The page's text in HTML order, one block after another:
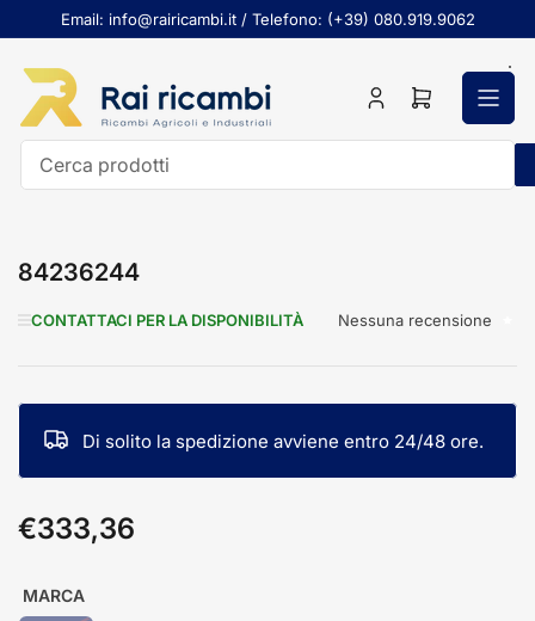
al
contenuto
Email: info@rairicambi.it / Telefono: (+39) 080.919.9062
AccediApri
84236244
CONTATTACI PER LA DISPONIBILITÀ Nessuna recensione
Di solito la spedizione avviene entro 24/48 ore.
Prezzo
€333,36
MARCA